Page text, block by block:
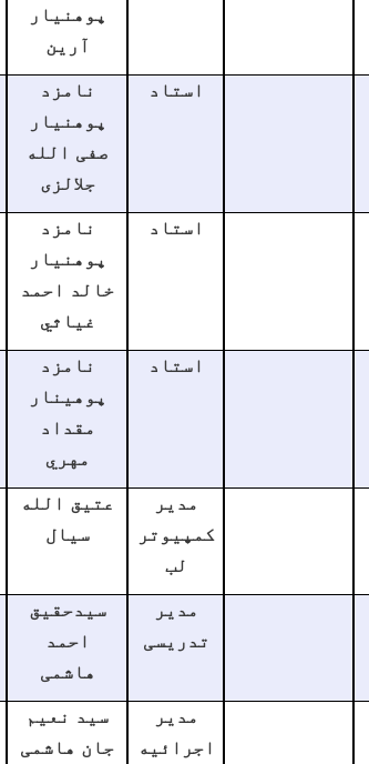
پوهنیار
آرین
استاد
نامزد
پوهنیار
صفی الله
جلالزی
استاد
نامزد
پوهنیار
خالد احمد
غیاثي
استاد
نامزد
پوهینار
مقداد
مهري
مدیر
کمپیوتر
لب
عتیق الله
سیال
مدیر
تدریسی
سیدحقیق
احمد
هاشمی
مدیر
اجرائیه
سید نعیم
جان هاشمی